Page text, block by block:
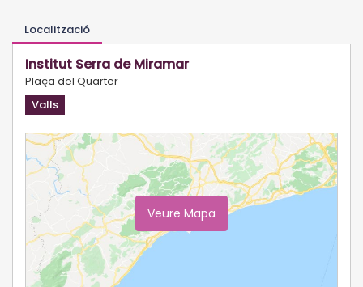
Localització
Institut Serra de Miramar
Plaça del Quarter
Valls
Veure Mapa